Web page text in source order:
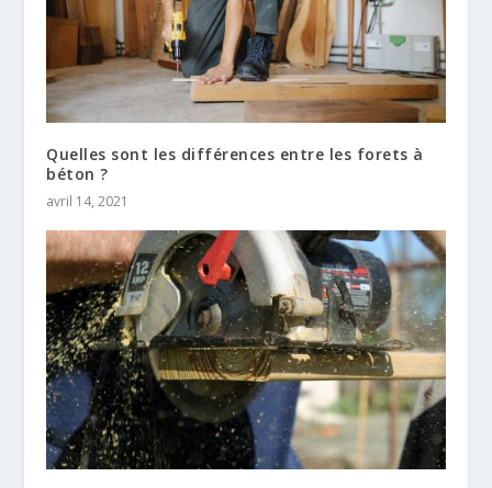
Quelles sont les différences entre les forets à
béton ?
avril 14, 2021